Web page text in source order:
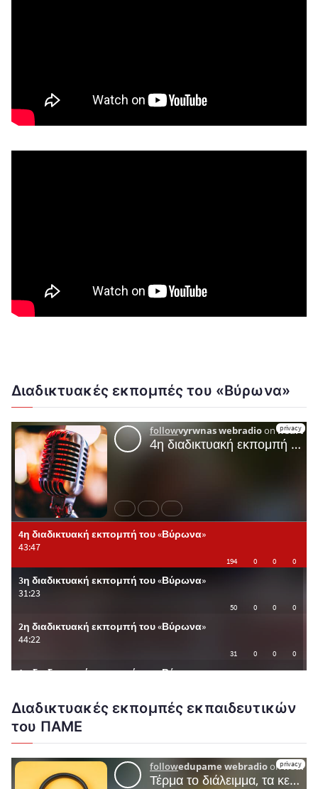
Διαδικτυακές εκπομπές του «Βύρωνα»
Διαδικτυακές εκπομπές εκπαιδευτικών
του ΠΑΜΕ